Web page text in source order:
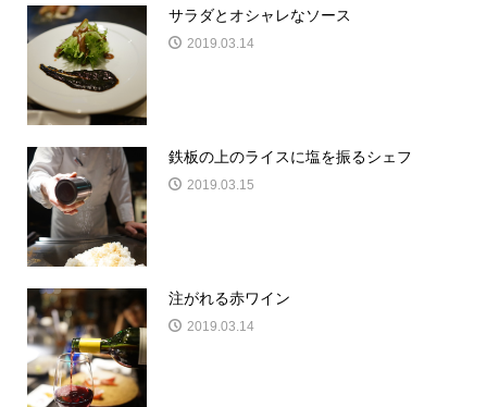
サラダとオシャレなソース
2019.03.14
鉄板の上のライスに塩を振るシェフ
2019.03.15
注がれる赤ワイン
2019.03.14